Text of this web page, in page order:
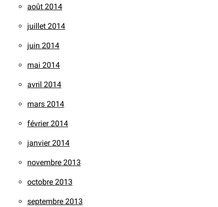
août 2014
juillet 2014
juin 2014
mai 2014
avril 2014
mars 2014
février 2014
janvier 2014
novembre 2013
octobre 2013
septembre 2013